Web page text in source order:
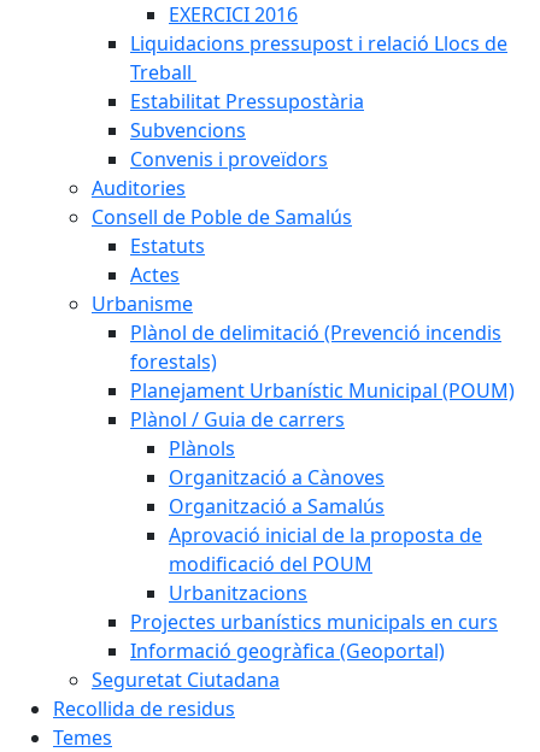
EXERCICI 2016
Liquidacions pressupost i relació Llocs de
Treball
Estabilitat Pressupostària
Subvencions
Convenis i proveïdors
Auditories
Consell de Poble de Samalús
Estatuts
Actes
Urbanisme
Plànol de delimitació (Prevenció incendis
forestals)
Planejament Urbanístic Municipal (POUM)
Plànol / Guia de carrers
Plànols
Organització a Cànoves
Organització a Samalús
Aprovació inicial de la proposta de
modificació del POUM
Urbanitzacions
Projectes urbanístics municipals en curs
Informació geogràfica (Geoportal)
Seguretat Ciutadana
Recollida de residus
Temes